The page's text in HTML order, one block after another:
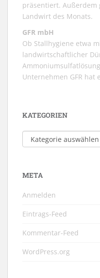
präsentiert. Außerdem
Landwirt des Monats.
GFR mbH
Ob Stallhygiene etwa
landwirtschaftlicher
Unternehmen GFR hat
KATEGORIEN
Kategorien
META
Anmelden
Eintrags-Feed
Kommentar-Feed
WordPress.org